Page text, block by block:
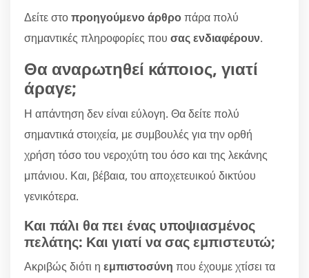
Δείτε στοπροηγούμενο άρθροπάρα πολύ
σημαντικές πληροφορίες που σας ενδιαφέρουν.
Θα αναρωτηθεί κάποιος, γιατί
άραγε;
Η απάντηση δεν είναι εύλογη. Θα δείτε πολύ
σημαντικά στοιχεία, με συμβουλές για την ορθή
χρήση τόσο του νεροχύτη του όσο και της λεκάνης
μπάνιου. Και, βέβαια, του αποχετευικού δικτύου
γενικότερα.
Και πάλι θα πει ένας υποψιασμένος
πελάτης: Και γιατί να σας εμπιστευτώ;
Ακριβώς διότι η εμπιστοσύνη που έχουμε χτίσει τα